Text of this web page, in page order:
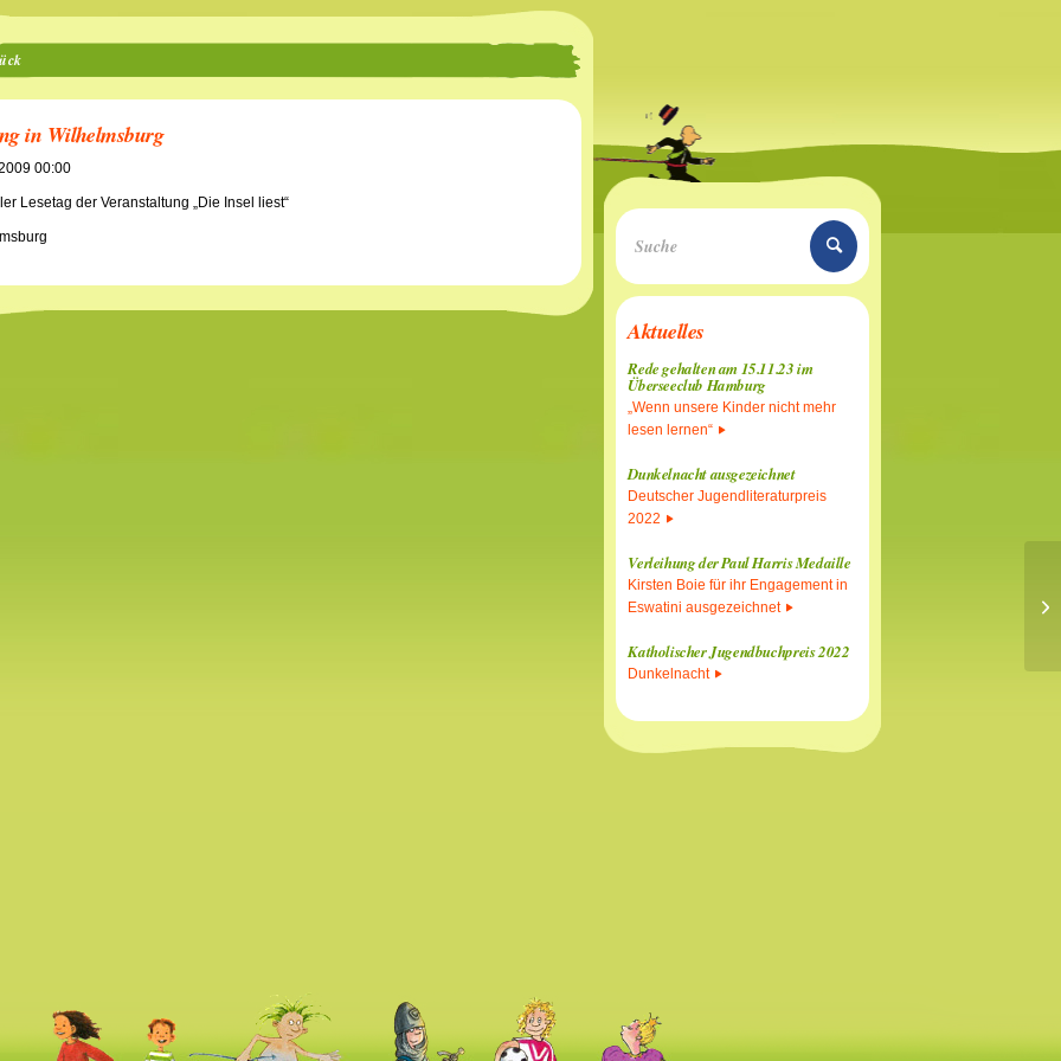
in Wilhelmsburg
00:00
Lesetag der Veranstaltung „Die Insel liest“
Aktuelles
Rede gehalten am 15.11.23 im
Überseeclub Hamburg
„Wenn unsere Kinder nicht mehr
lesen lernen“
Dunkelnacht ausgezeichnet
Deutscher Jugendliteraturpreis
2022
Verleihung der Paul Harris Medaille
Kirsten Boie für ihr Engagement in
Eswatini ausgezeichnet
Katholischer Jugendbuchpreis 2022
Dunkelnacht